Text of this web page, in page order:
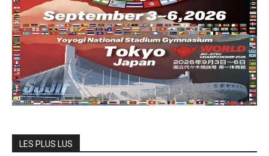
LES PLUS LUS